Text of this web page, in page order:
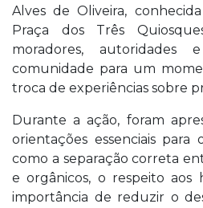
Alves de Oliveira,
Praça dos Três
moradores, autoridades
comunidade para um
troca de experiências sobre
Durante a ação, foram
orientações essenciais para
como a separação correta
e orgânicos, o respeito aos
importância de reduzir o